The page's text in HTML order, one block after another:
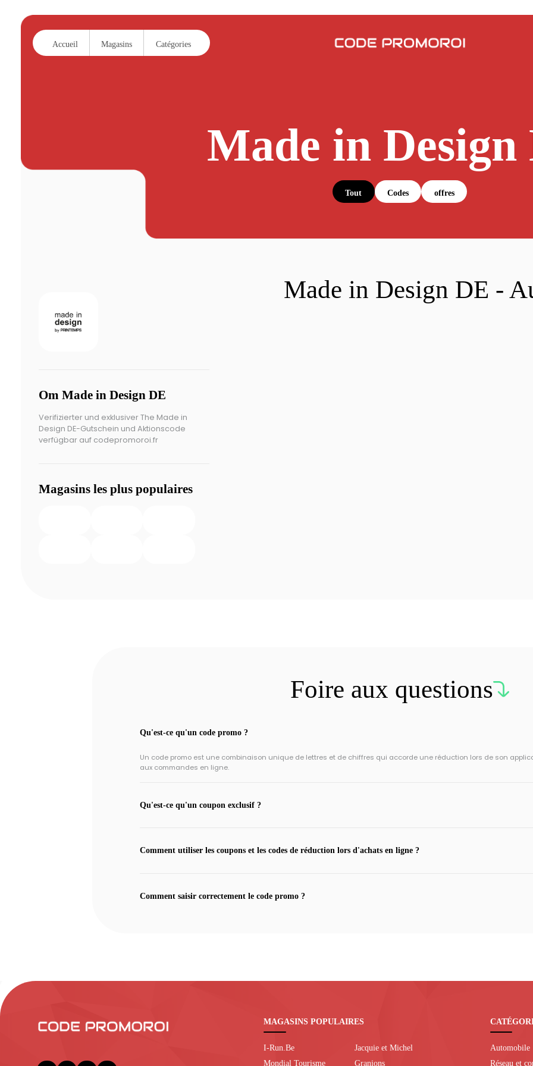
Accueil Magasins Catégories
Made in Design
Tout Codes offres
Made in Design DE -
Om Made in Design DE
Verifizierter und exklusiver The Made in
Design DE-Gutschein und Aktionscode
verfügbar auf codepromoroi.fr
Magasins les plus populaires
Foire aux questions
Qu'est-ce qu'un code promo ?
Un code promo est une combinaison unique de lettres et de chiffres qui accorde une réduction lors de son
aux commandes en ligne.
Qu'est-ce qu'un coupon exclusif ?
Comment utiliser les coupons et les codes de réduction lors d'achats en ligne ?
Comment saisir correctement le code promo ?
MAGASINS POPULAIRES
I-Run.Be
Mondial Tourisme
Jacquie et Michel
Granions
Automobile
Réseau et